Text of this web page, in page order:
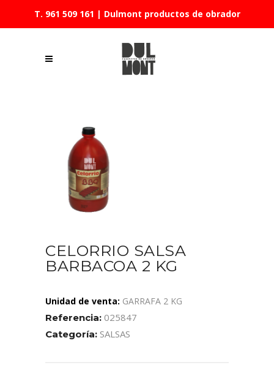
T. 961 509 161 | Dulmont productos de obrador
CELORRIO SALSA
BARBACOA 2 KG
Unidad de venta: GARRAFA 2 KG
Referencia: 025847
Categoría: SALSAS